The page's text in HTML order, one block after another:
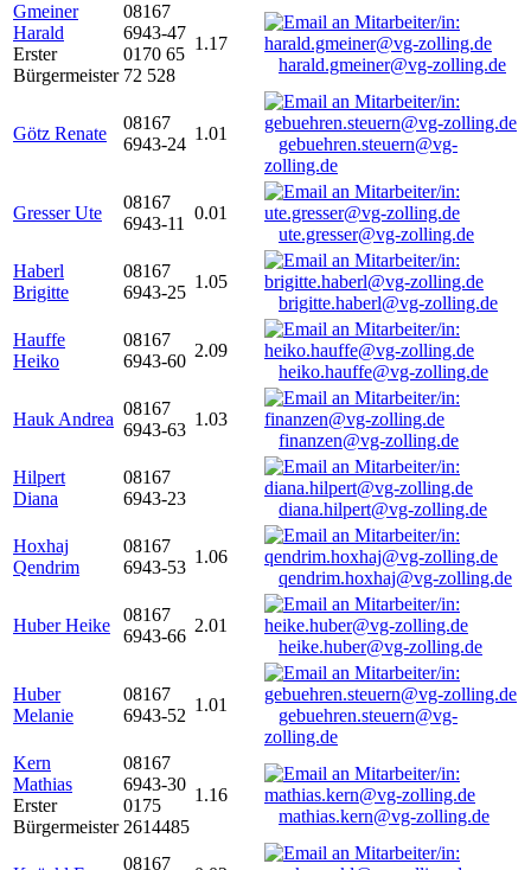
Gmeiner
Harald
Erster
Bürgermeister
08167
6943-47
0170 65
72 528
1.17
harald.gmeiner@vg-zolling.de
Götz Renate
08167
6943-24
1.01
gebuehren.steuern@vg-
zolling.de
Gresser Ute
08167
6943-11
0.01
ute.gresser@vg-zolling.de
Haberl
Brigitte
08167
6943-25
1.05
brigitte.haberl@vg-zolling.de
Hauffe
Heiko
08167
6943-60
2.09
heiko.hauffe@vg-zolling.de
Hauk Andrea
08167
6943-63
1.03
finanzen@vg-zolling.de
Hilpert
Diana
08167
6943-23
diana.hilpert@vg-zolling.de
Hoxhaj
Qendrim
08167
6943-53
1.06
qendrim.hoxhaj@vg-zolling.de
Huber Heike
08167
6943-66
2.01
heike.huber@vg-zolling.de
Huber
Melanie
08167
6943-52
1.01
gebuehren.steuern@vg-
zolling.de
Kern
Mathias
Erster
Bürgermeister
08167
6943-30
0175
2614485
1.16
mathias.kern@vg-zolling.de
08167